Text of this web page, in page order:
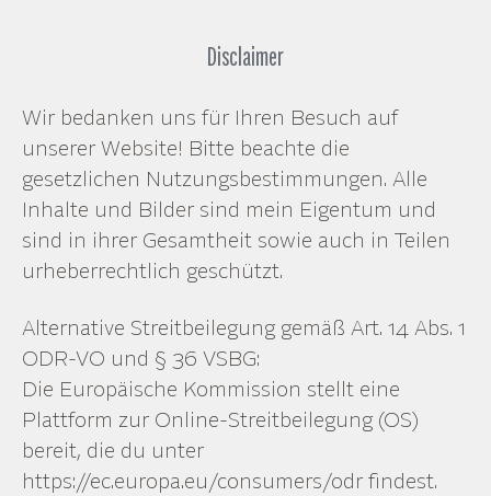
Disclaimer
Wir bedanken uns für Ihren Besuch auf
unserer Website! Bitte beachte die
gesetzlichen Nutzungsbestimmungen. Alle
Inhalte und Bilder sind mein Eigentum und
sind in ihrer Gesamtheit sowie auch in Teilen
urheberrechtlich geschützt.
Alternative Streitbeilegung gemäß Art. 14 Abs. 1
ODR-VO und § 36 VSBG:
Die Europäische Kommission stellt eine
Plattform zur Online-Streitbeilegung (OS)
bereit, die du unter
https://ec.europa.eu/consumers/odr findest.